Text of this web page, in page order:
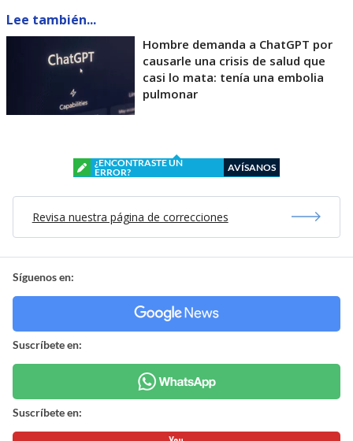
Lee también...
Hombre demanda a ChatGPT por
causarle una crisis de salud que
casi lo mata: tenía una embolia
pulmonar
¿ENCONTRASTE UN
ERROR?
AVÍSANOS
Revisa nuestra página de correcciones
Síguenos en:
Suscríbete en:
Suscríbete en: